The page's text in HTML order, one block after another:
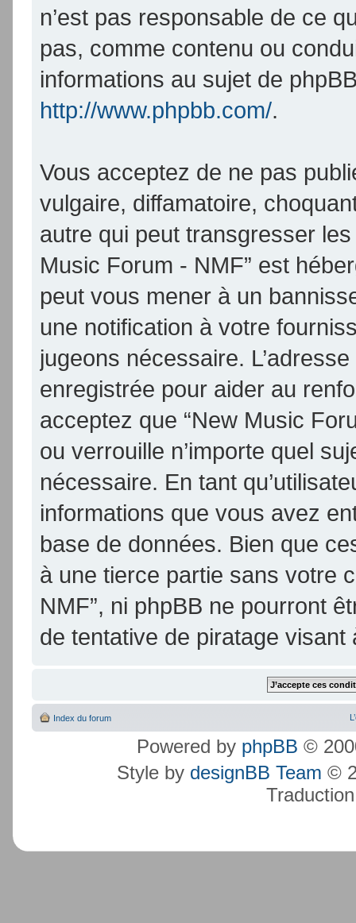
n’est pas responsable de ce
pas, comme contenu ou
informations au sujet de
http://www.phpbb.com/.
Vous acceptez de ne pas
vulgaire, diffamatoire,
autre qui peut transgresser
Music Forum - NMF” est
peut vous mener à un
une notification à votre
jugeons nécessaire.
enregistrée pour aider au
acceptez que “New Music
ou verrouille n’importe quel
nécessaire. En tant
informations que vous avez
base de données. Bien que
à une tierce partie sans votre
NMF”, ni phpBB ne pourront
de tentative de piratage
Index du forum
Powered by phpBB ©
Style by designBB Team ©